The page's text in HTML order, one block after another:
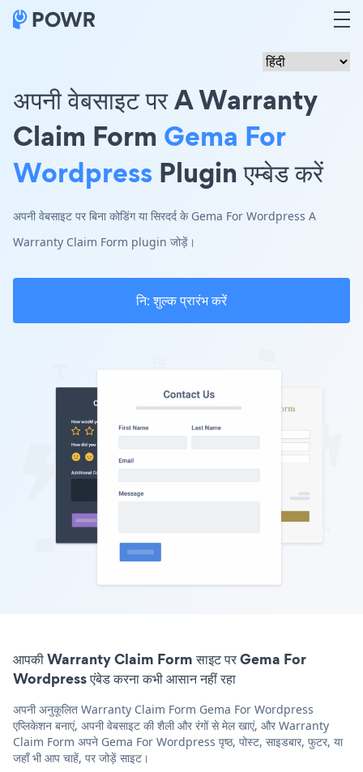
अपनी वेबसाइट पर A Warranty
Claim Form Gema For
Wordpress Plugin एम्बेड करें
अपनी वेबसाइट पर बिना कोडिंग या सिरदर्द के Gema For Wordpress A
Warranty Claim Form plugin जोड़ें।
नि: शुल्क प्रारंभ करें
आपकी Warranty Claim Form साइट पर Gema For
Wordpress एंबेड करना कभी आसान नहीं रहा
अपनी अनुकूलित Warranty Claim Form Gema For Wordpress
एप्लिकेशन बनाएं, अपनी वेबसाइट की शैली और रंगों से मेल खाएं, और Warranty
Claim Form अपने Gema For Wordpress पृष्ठ, पोस्ट, साइडबार, फुटर, या
जहाँ भी आप चाहें, पर जोड़ें साइट।